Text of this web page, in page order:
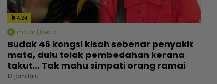
4:24
mStar | Berita
Budak 46 kongsi kisah sebenar penyakit
mata, dulu tolak pembedahan kerana
takut... Tak mahu simpati orang ramai
13 jam lalu